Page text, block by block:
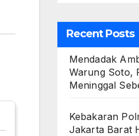
Recent Posts
Mendadak
Warung Soto,
Meninggal
Kebakaran
Jakarta Barat